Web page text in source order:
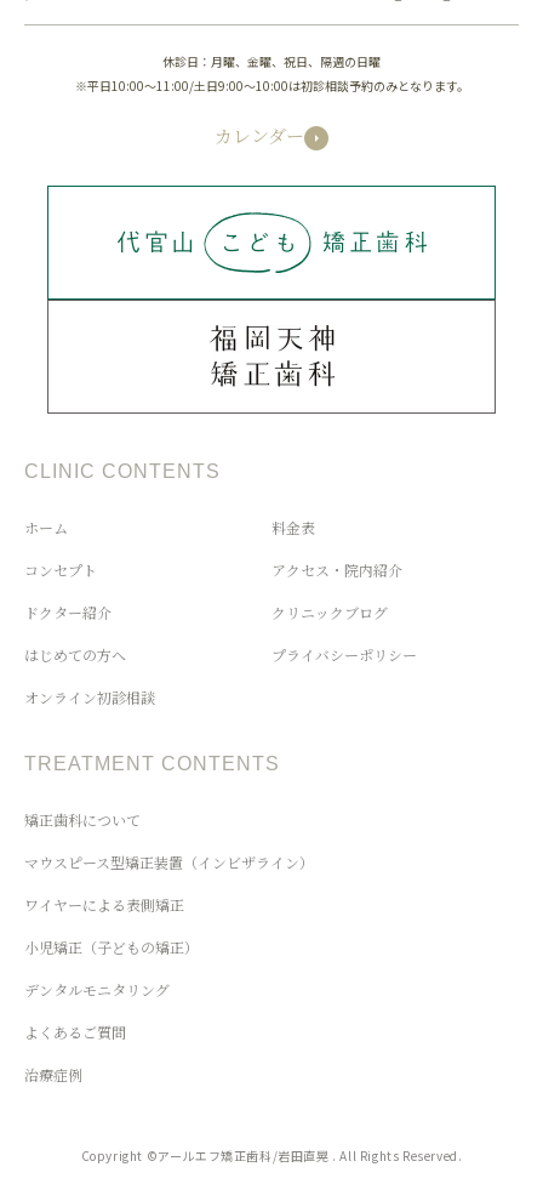
休診日：月曜、金曜、祝日、隔週の日曜
※平日10:00～11:00/土日9:00～10:00は初診相談予約のみとなります。
カレンダー
CLINIC CONTENTS
ホーム
コンセプト
ドクター紹介
はじめての方へ
オンライン初診相談
料金表
アクセス・院内紹介
クリニックブログ
プライバシーポリシー
TREATMENT CONTENTS
矯正歯科について
マウスピース型矯正装置（インビザライン）
ワイヤーによる表側矯正
小児矯正（子どもの矯正）
デンタルモニタリング
よくあるご質問
治療症例
Copyright ©アールエフ矯正歯科/岩田直晃 . All Rights Reserved.